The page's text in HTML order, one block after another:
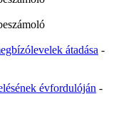
átadása -
évfordulóján -